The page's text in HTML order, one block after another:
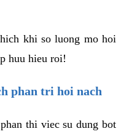
khi so luong mo hoi
huu hieu roi!
phan tri hoi nach
thi viec su dung bot